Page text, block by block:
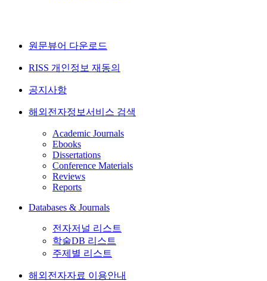
원문뷰어 다운로드
RISS 개인정보 재동의
공지사항
해외전자정보서비스 검색
Academic Journals
Ebooks
Dissertations
Conference Materials
Reviews
Reports
Databases & Journals
전자저널 리스트
학술DB 리스트
주제별 리스트
해외전자자료 이용안내